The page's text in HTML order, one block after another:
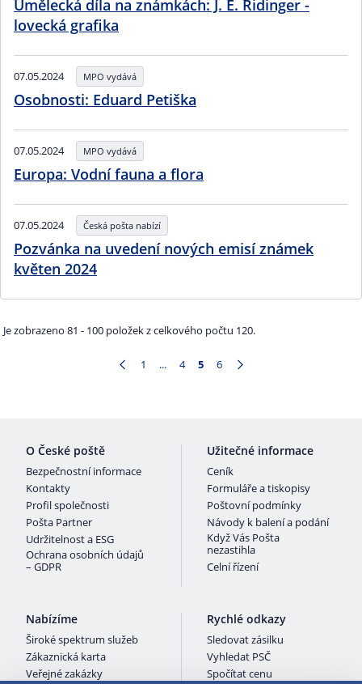
Umělecká díla na známkách: J. E. Ridinger -
lovecká grafika
07.05.2024 MPO vydává
Osobnosti: Eduard Petiška
07.05.2024 MPO vydává
Europa: Vodní fauna a flora
07.05.2024 Česká pošta nabízí
Pozvánka na uvedení nových emisí známek
květen 2024
Je zobrazeno 81 - 100 položek z celkového počtu 120.
Stránka
1 ...
Intermediate Pages Use TAB to navigate.
Stránka
4 Stránka
5 Stránka
6
O České poště
Bezpečnostní informace
Kontakty
Profil společnosti
Pošta Partner
Udržitelnost a ESG
Ochrana osobních údajů
– GDPR
Užitečné informace
Ceník
Formuláře a tiskopisy
Poštovní podmínky
Návody k balení a podání
Když Vás Pošta
nezastihla
Celní řízení
Nabízíme
Široké spektrum služeb
Zákaznická karta
Veřejné zakázky
Rychlé odkazy
Sledovat zásilku
Vyhledat PSČ
Spočítat cenu